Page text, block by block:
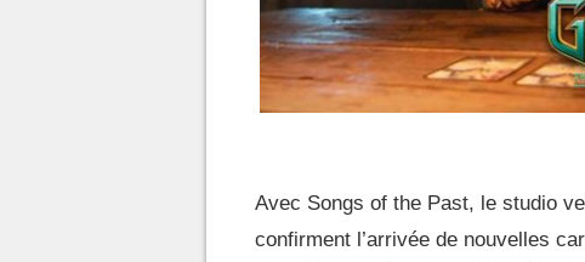
Avec Songs of the Past, le studio
confirment l’arrivée de nouvelles